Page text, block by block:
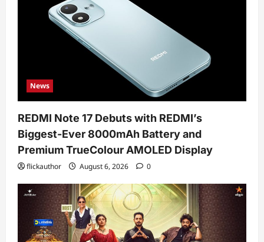
News
REDMI Note 17 Debuts with REDMI’s
Biggest-Ever 8000mAh Battery and
Premium TrueColour AMOLED Display
flickauthor August 6, 2026 0